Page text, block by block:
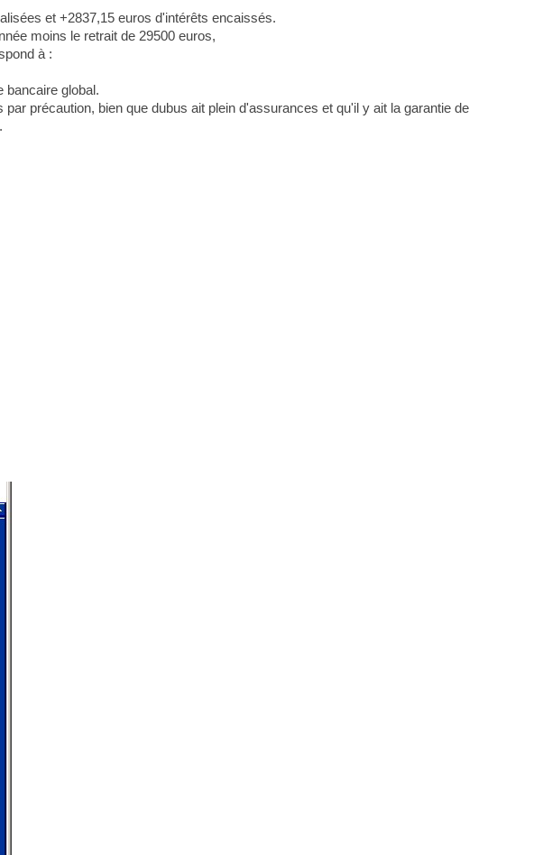
et +2837,15 euros d'intérêts encaissés.
moins le retrait de 29500 euros,
à :
bancaire global.
précaution, bien que dubus ait plein d'assurances et qu'il y ait la garantie de